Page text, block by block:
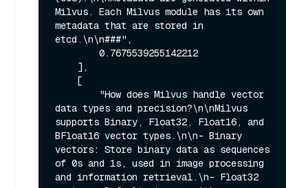
Milvus. Each Milvus module has its own
metadata that are stored in
etcd.\n\n###",
data types and precision?\n\nMilvus
supports Binary, Float32, Float16, and
BFloat16 vector types.\n\n- Binary
vectors: Store binary data as sequences
of 0s and 1s, used in image processing
and information retrieval.\n- Float32